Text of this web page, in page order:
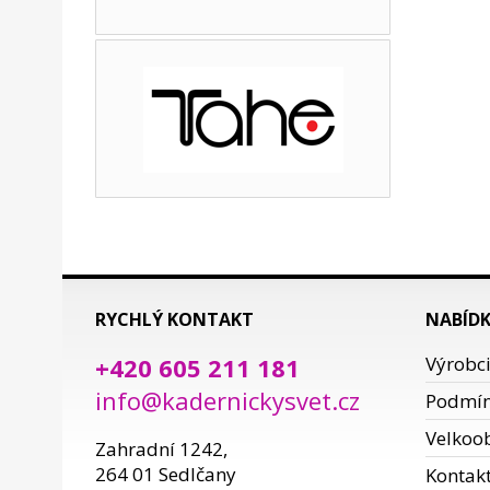
RYCHLÝ KONTAKT
+420 605 211 181
info@kadernickysvet.cz
Zahradní 1242,
264 01 Sedlčany
Výrobci